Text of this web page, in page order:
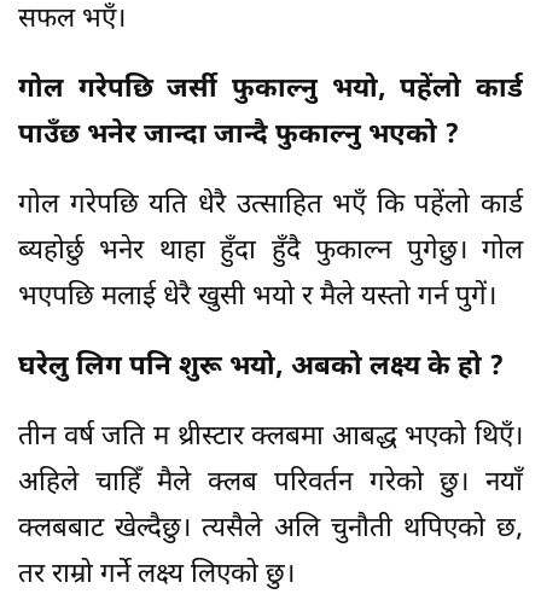
सफल भएँ।
गोल गरेपछि जर्सी फुकाल्नु भयो, पहेंलो कार्ड
पाउँछ भनेर जान्दा जान्दै फुकाल्नु भएको ?
गोल गरेपछि यति धेरै उत्साहित भएँ कि पहेंलो कार्ड
ब्यहोर्छु भनेर थाहा हुँदा हुँदै फुकाल्न पुगेछु। गोल
भएपछि मलाई धेरै खुसी भयो र मैले यस्तो गर्न पुगें।
घरेलु लिग पनि शुरू भयो, अबको लक्ष्य के हो ?
तीन वर्ष जति म थ्रीस्टार क्लबमा आबद्ध भएको थिएँ।
अहिले चाहिँ मैले क्लब परिवर्तन गरेको छु। नयाँ
क्लबबाट खेल्दैछु। त्यसैले अलि चुनौती थपिएको छ,
तर राम्रो गर्ने लक्ष्य लिएको छु।